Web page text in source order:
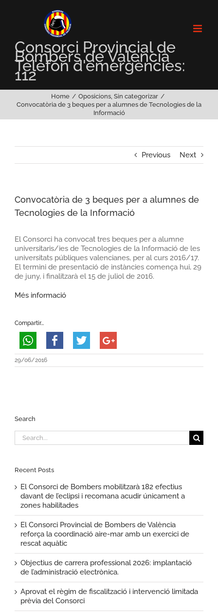
Consorci Provincial de
Bombers de València
Telèfon d'emergències:
112
Home Oposicions Sin categorizar
Convocatòria de 3 beques per a alumnes de Tecnologies de la
Informació
Previous Next
Convocatòria de 3 beques per a alumnes de
Tecnologies de la Informació
El Consorci ha convocat tres beques per a alumne
universitaris/ies de Tecnologies de la Informació de les
universitats públiques valencianes, per al curs 2016/17.
El termini de presentació de instàncies comença hui, 29
de juny, i finalitzarà el 15 de juliol de 2016.
Més informació
Compartir...
29/06/2016
Search
Search
for:
Recent Posts
El Consorci de Bombers mobilitzarà 182 efectius
davant de l’eclipsi i recomana acudir únicament a
zones habilitades
El Consorci Provincial de Bombers de València
reforça la coordinació aire-mar amb un exercici de
rescat aquàtic
Objectius de carrera professional 2026: implantació
de l’administració electrònica.
Aprovat el règim de fiscalització i intervenció limitada
prèvia del Consorci